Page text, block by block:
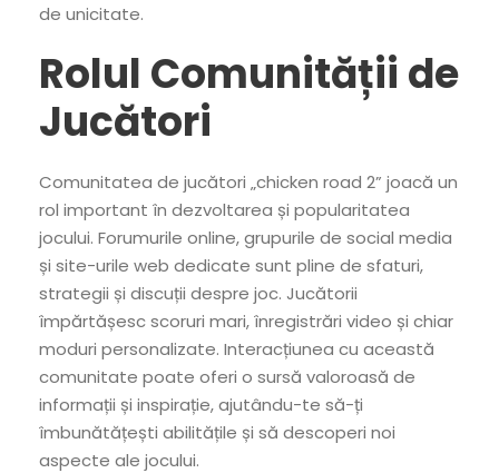
de unicitate.
Rolul Comunității de
Jucători
Comunitatea de jucători „chicken road 2” joacă un
rol important în dezvoltarea și popularitatea
jocului. Forumurile online, grupurile de social media
și site-urile web dedicate sunt pline de sfaturi,
strategii și discuții despre joc. Jucătorii
împărtășesc scoruri mari, înregistrări video și chiar
moduri personalizate. Interacțiunea cu această
comunitate poate oferi o sursă valoroasă de
informații și inspirație, ajutându-te să-ți
îmbunătățești abilitățile și să descoperi noi
aspecte ale jocului.